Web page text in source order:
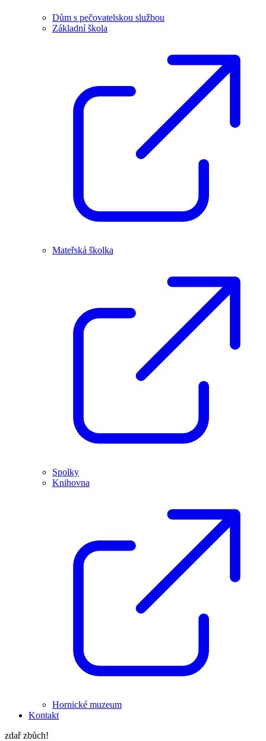
Dům s pečovatelskou službou
Základní škola
Mateřská školka
Spolky
Knihovna
Hornické muzeum
Kontakt
zdař zbůch!